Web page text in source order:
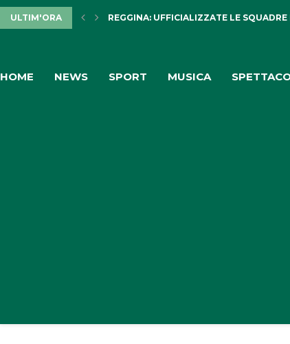
ULTIM'ORA REGGINA: UFFICIALIZZATE LE
HOME NEWS SPORT MUSICA